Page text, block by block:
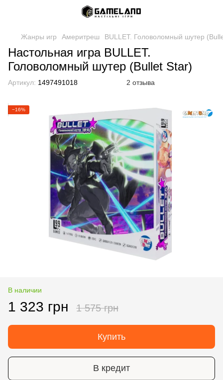
Жанры игр Америтреш BULLET. Головоломный шутер
Настольная игра BULLET.
Головоломный шутер (Bullet Star)
Артикул: 1497491018 2 отзыва
−16%
В наличии
1 323 грн 1 575 грн
Купить
В кредит